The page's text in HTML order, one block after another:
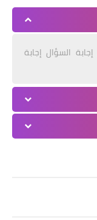
السؤال إجابة